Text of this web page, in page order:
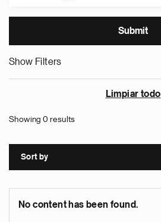
Show Filters
Limpiar todo
Showing 0 results
Sort by
No content has been found.